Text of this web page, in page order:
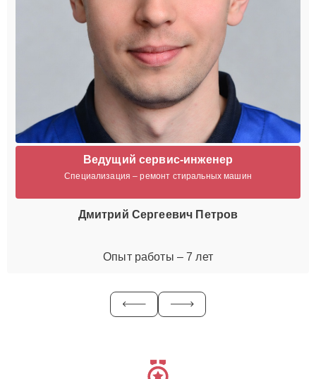
Ведущий сервис-инженер
Специализация – ремонт стиральных машин
Дмитрий Сергеевич Петров
Опыт работы – 7 лет